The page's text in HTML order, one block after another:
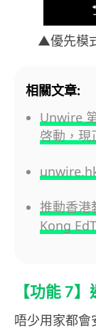
▲優先模
相關文章:
Unwire
啓動，現
推動香
Kong
【功能 7
唔少用家都